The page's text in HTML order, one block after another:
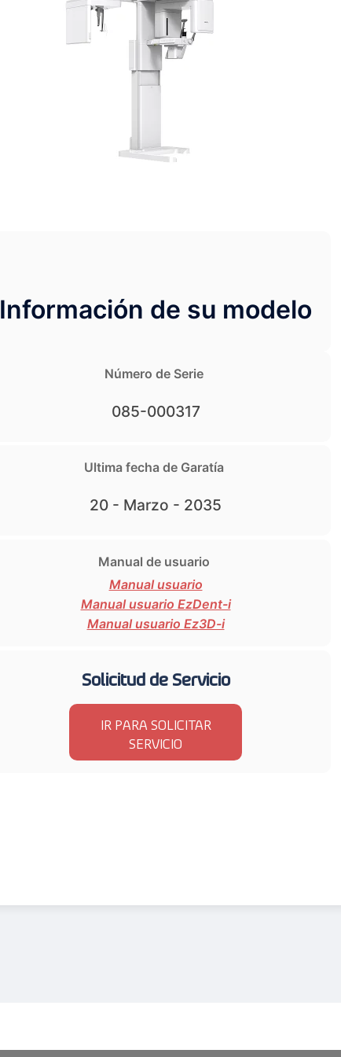
Información de su modelo
Número de Serie
085-000317
Ultima fecha de Garatía
20 - Marzo - 2035
Manual de usuario
Manual usuario
Manual usuario EzDent-i
Manual usuario Ez3D-i
Solicitud de Servicio
IR PARA SOLICITAR
SERVICIO